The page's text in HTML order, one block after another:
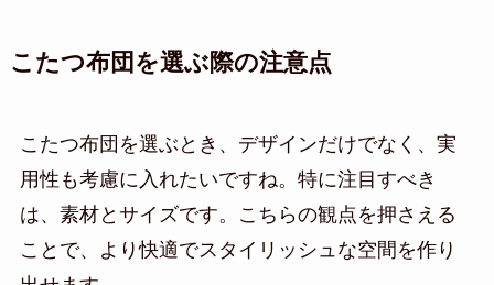
こたつ布団を選ぶ際の注意点
こたつ布団を選ぶとき、デザインだけでなく、実
用性も考慮に入れたいですね。特に注目すべき
は、素材とサイズです。こちらの観点を押さえる
ことで、より快適でスタイリッシュな空間を作り